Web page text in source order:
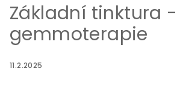
Základní tinktura -
gemmoterapie
11.2.2025